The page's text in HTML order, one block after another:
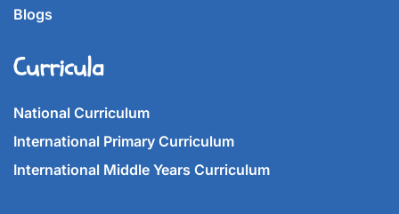
Blogs
Curricula
National Curriculum
International Primary Curriculum
International Middle Years Curriculum